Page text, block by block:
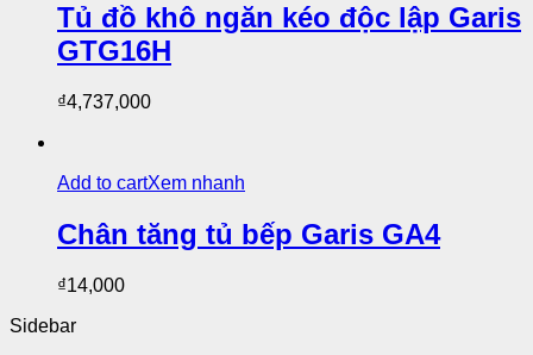
Tủ đồ khô ngăn kéo độc lập Garis
GTG16H
₫4,737,000
Add to cartXem nhanh
Chân tăng tủ bếp Garis GA4
₫14,000
Sidebar